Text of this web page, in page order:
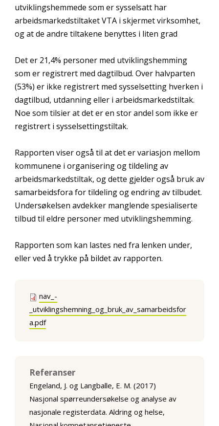
utviklingshemmede som er sysselsatt har
arbeidsmarkedstiltaket VTA i skjermet virksomhet,
og at de andre tiltakene benyttes i liten grad
Det er 21,4% personer med utviklingshemming
som er registrert med dagtilbud. Over halvparten
(53%) er ikke registrert med sysselsetting hverken i
dagtilbud, utdanning eller i arbeidsmarkedstiltak.
Noe som tilsier at det er en stor andel som ikke er
registrert i sysselsettingstiltak.
Rapporten viser også til at det er variasjon mellom
kommunene i organisering og tildeling av
arbeidsmarkedstiltak, og dette gjelder også bruk av
samarbeidsfora for tildeling og endring av tilbudet.
Undersøkelsen avdekker manglende spesialiserte
tilbud til eldre personer med utviklingshemming.
Rapporten som kan lastes ned fra lenken under,
eller ved å trykke på bildet av rapporten.
nav_-
_utviklingshemning_og_bruk_av_samarbeidsfor
a.pdf
Referanser
Engeland, J. og Langballe, E. M. (2017)
Nasjonal spørreundersøkelse og analyse av
nasjonale registerdata. Aldring og helse,